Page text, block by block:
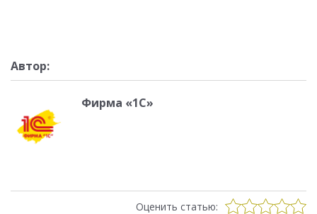
Автор:
Фирма «1С»
Оценить статью: